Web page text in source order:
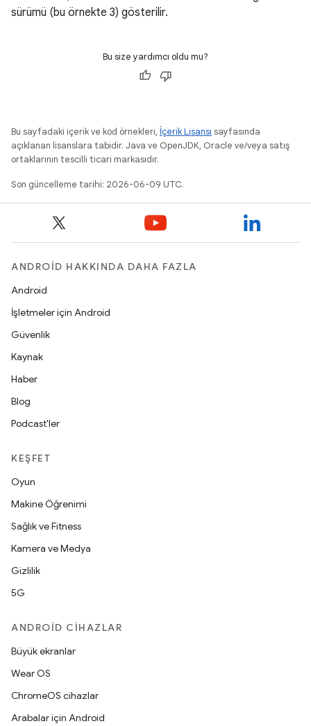
sürümü (bu örnekte 3) gösterilir.
Bu size yardımcı oldu mu?
Bu sayfadaki içerik ve kod örnekleri, İçerik Lisansı sayfasında
açıklanan lisanslara tabidir. Java ve OpenJDK, Oracle ve/veya satış
ortaklarının tescilli ticari markasıdır.
Son güncelleme tarihi: 2026-06-09 UTC.
ANDROID HAKKINDA DAHA FAZLA
Android
İşletmeler için Android
Güvenlik
Kaynak
Haber
Blog
Podcast'ler
KEŞFET
Oyun
Makine Öğrenimi
Sağlık ve Fitness
Kamera ve Medya
Gizlilik
5G
ANDROID CIHAZLAR
Büyük ekranlar
Wear OS
ChromeOS cihazlar
Arabalar için Android